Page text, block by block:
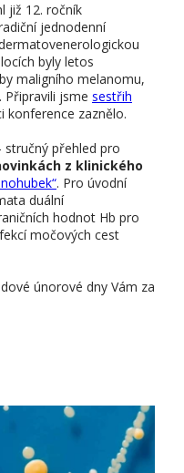
již 12. ročník
jednodenní
byly letos
maligního melanomu,
Připravili jsme sestřih
konference zaznělo.
přehled pro
z klinického
. Pro úvodní
duální
hodnot Hb pro
močových cest
únorové dny Vám za